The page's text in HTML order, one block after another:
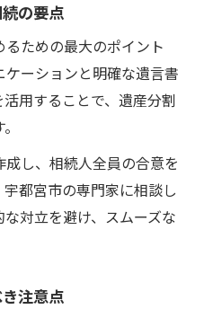
つ不動産相続書類作成
協議書の進め方
産相続の協議書作成
動産相続のトラブル回
の要点
ための最大のポイント
ーションと明確な遺言書
用することで、遺産分割
し、相続人全員の合意を
都宮市の専門家に相談し
対立を避け、スムーズな
注意点